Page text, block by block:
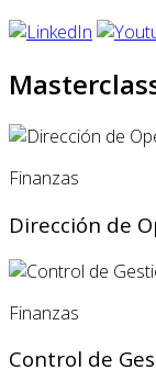
Finanzas
Dirección de
Finanzas
Control de